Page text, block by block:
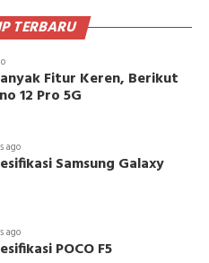
TERBARU
Fitur Keren, Berikut
12 Pro 5G
ago
Samsung Galaxy
ago
POCO F5